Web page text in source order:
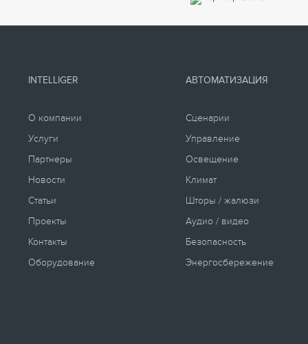
INTELLIGER
О компании
Услуги
Партнеры
Новости
Статьи
Проекты
Контакты
Оборудование
АВТОМАТИЗАЦИЯ
Сценарии
Управление
Освещение
Климат
Шторы / жалюзи
Аудио / видео
Безопасность
Энергосбережение